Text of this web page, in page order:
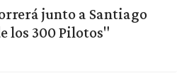
junto a Santiago
los 300 Pilotos"